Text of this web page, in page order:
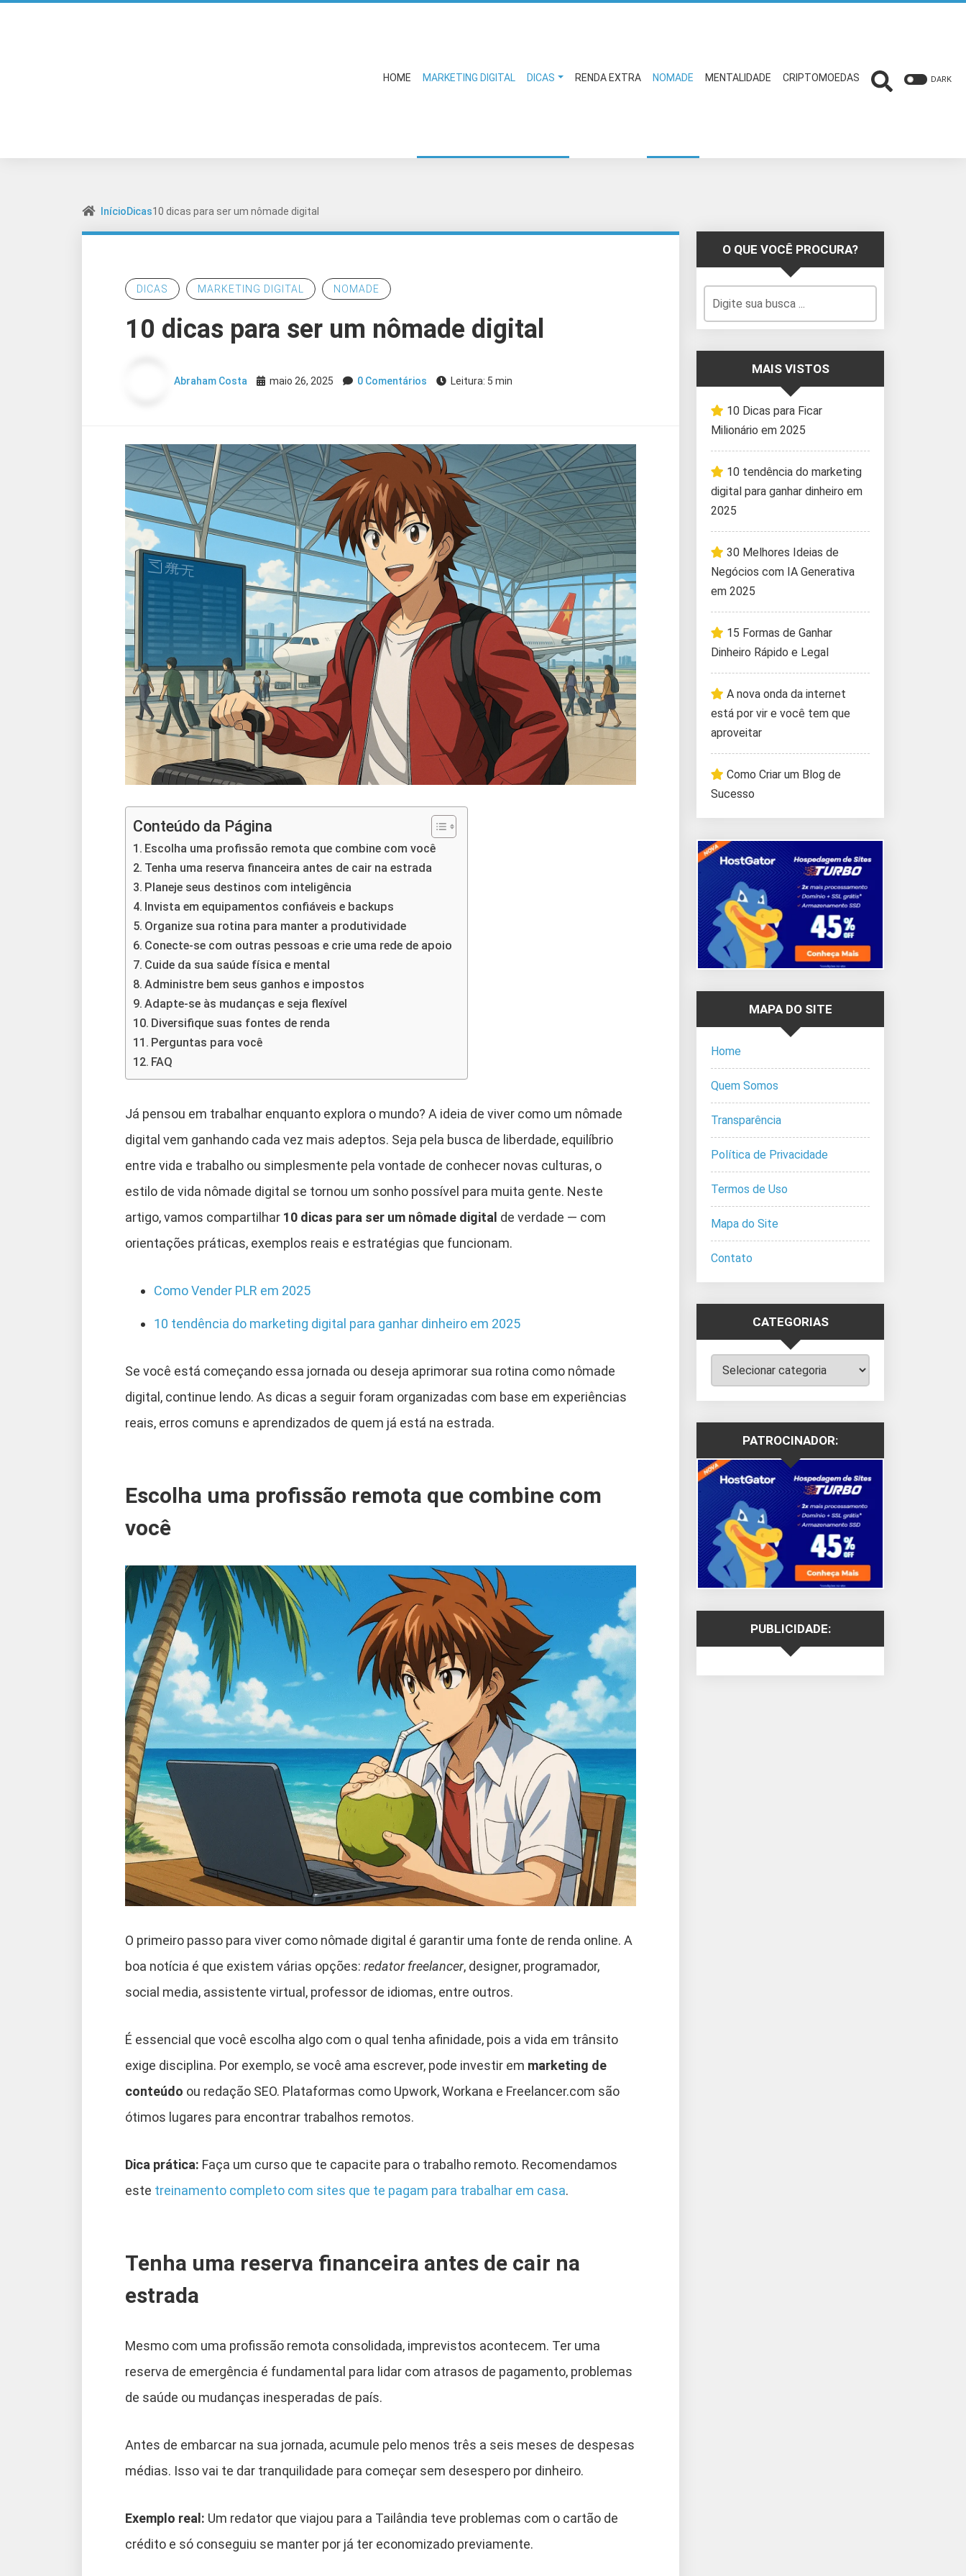
HOME MARKETING DIGITAL DICAS RENDA EXTRA NOMADE MENTALIDADE CRIPTOMOEDAS DARK
InícioDicas10 dicas para ser um nômade digital
DICAS MARKETING DIGITAL NOMADE
10 dicas para ser um nômade digital
Abraham Costa maio 26, 2025 0 Comentários Leitura: 5 min
Conteúdo da Página
Escolha uma profissão remota que combine com você
Tenha uma reserva financeira antes de cair na estrada
Planeje seus destinos com inteligência
Invista em equipamentos confiáveis e backups
Organize sua rotina para manter a produtividade
Conecte-se com outras pessoas e crie uma rede de apoio
Cuide da sua saúde física e mental
Administre bem seus ganhos e impostos
Adapte-se às mudanças e seja flexível
Diversifique suas fontes de renda
Perguntas para você
FAQ
Já pensou em trabalhar enquanto explora o mundo? A ideia de viver como um nômade
digital vem ganhando cada vez mais adeptos. Seja pela busca de liberdade, equilíbrio
entre vida e trabalho ou simplesmente pela vontade de conhecer novas culturas, o
estilo de vida nômade digital se tornou um sonho possível para muita gente. Neste
artigo, vamos compartilhar 10 dicas para ser um nômade digital de verdade — com
orientações práticas, exemplos reais e estratégias que funcionam.
Como Vender PLR em 2025
10 tendência do marketing digital para ganhar dinheiro em 2025
Se você está começando essa jornada ou deseja aprimorar sua rotina como nômade
digital, continue lendo. As dicas a seguir foram organizadas com base em experiências
reais, erros comuns e aprendizados de quem já está na estrada.
Escolha uma profissão remota que combine com
você
O primeiro passo para viver como nômade digital é garantir uma fonte de renda online. A
boa notícia é que existem várias opções: redator freelancer, designer, programador,
social media, assistente virtual, professor de idiomas, entre outros.
É essencial que você escolha algo com o qual tenha afinidade, pois a vida em trânsito
exige disciplina. Por exemplo, se você ama escrever, pode investir em marketing de
conteúdo ou redação SEO. Plataformas como Upwork, Workana e Freelancer.com são
ótimos lugares para encontrar trabalhos remotos.
Dica prática: Faça um curso que te capacite para o trabalho remoto. Recomendamos
este treinamento completo com sites que te pagam para trabalhar em casa.
Tenha uma reserva financeira antes de cair na
estrada
Mesmo com uma profissão remota consolidada, imprevistos acontecem. Ter uma
reserva de emergência é fundamental para lidar com atrasos de pagamento, problemas
de saúde ou mudanças inesperadas de país.
Antes de embarcar na sua jornada, acumule pelo menos três a seis meses de despesas
médias. Isso vai te dar tranquilidade para começar sem desespero por dinheiro.
Exemplo real: Um redator que viajou para a Tailândia teve problemas com o cartão de
crédito e só conseguiu se manter por já ter economizado previamente.
O QUE VOCÊ PROCURA?
MAIS VISTOS
10 Dicas para Ficar
Milionário em 2025
10 tendência do marketing
digital para ganhar dinheiro em
2025
30 Melhores Ideias de
Negócios com IA Generativa
em 2025
15 Formas de Ganhar
Dinheiro Rápido e Legal
A nova onda da internet
está por vir e você tem que
aproveitar
Como Criar um Blog de
Sucesso
MAPA DO SITE
Home
Quem Somos
Transparência
Política de Privacidade
Termos de Uso
Mapa do Site
Contato
CATEGORIAS
Categorias
PATROCINADOR:
PUBLICIDADE: